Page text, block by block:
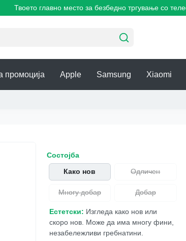
Твоето главно место за безбедно тргување со
промоција Apple Samsung Xiaomi
Состојба
Како нов
Одличен
Многу добар Добар
Естетски: Изгледа како нов или
скоро нов. Може да има многу фини,
незабележливи гребнатини.